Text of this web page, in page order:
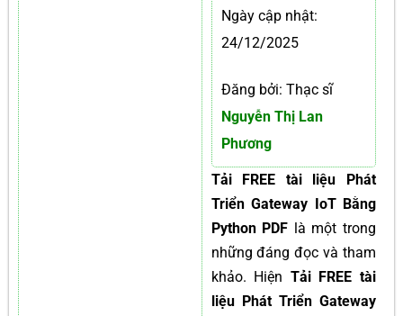
Ngày cập nhật:
24/12/2025
Đăng bởi: Thạc sĩ
Nguyễn Thị Lan
Phương
Tải FREE tài liệu Phát
Triển Gateway IoT Bằng
Python PDF là một trong
những đáng đọc và tham
khảo. Hiện Tải FREE tài
liệu Phát Triển Gateway